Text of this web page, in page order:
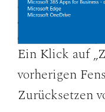
Ein Klick auf
vorherigen
Zurücksetzen